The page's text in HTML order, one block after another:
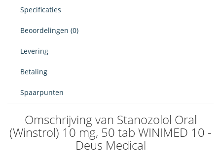
Specificaties
Beoordelingen (0)
Levering
Betaling
Spaarpunten
Omschrijving van Stanozolol Oral
(Winstrol) 10 mg, 50 tab WINIMED 10 -
Deus Medical